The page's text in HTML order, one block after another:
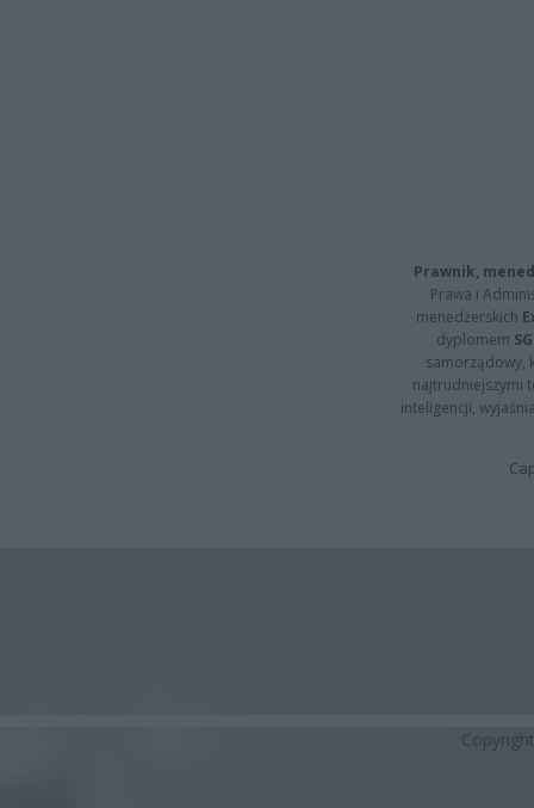
Prawnik,
Prawa i
menedżerskich
dyplomem
samorządowy,
najtrudniejszymi
inteligencji,